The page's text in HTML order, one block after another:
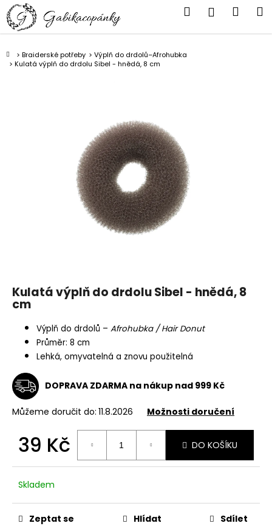
Přejít
na
obsah
Hledat
košík
Domů
Braiderské potřeby
Výplň do drdolů–Afrohubka
Kulatá výplň do drdolu Sibel - hnědá, 8 cm
Kulatá výplň do drdolu Sibel - hnědá, 8
cm
Výplň do drdolů – Afrohubka / Hair Donut
Průměr: 8 cm
Lehká, omyvatelná a znovu použitelná
DOPRAVA ZDARMA na nákup nad 999 Kč
Můžeme doručit do: 11.8.2026 Možnosti doručení
39 Kč DO KOŠÍKU
Skladem
Zeptat se Hlídat Sdílet
K
o
š Zpět
Zpět
C
a
j
HLEDAT
D
o
p
o